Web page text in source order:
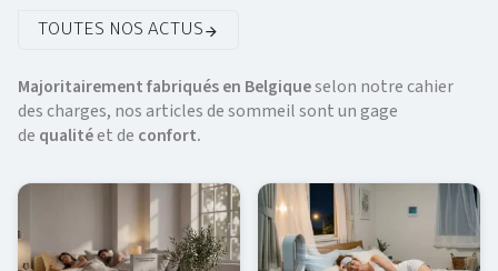
TOUTES NOS ACTUS
Majoritairement fabriqués en Belgiqueselon notre cahier
des charges, nos articles de sommeil sont un gage
de qualitéet de confort.